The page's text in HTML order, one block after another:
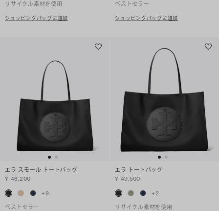
リサイクル素材を使用
ショッピングバッグに追加
ベストセラー
ショッピングバッグに追加
エラ スモール トートバッグ
¥ 46,200
+9
ベストセラー
エラ トートバッグ
¥ 49,500
+2
リサイクル素材を使用